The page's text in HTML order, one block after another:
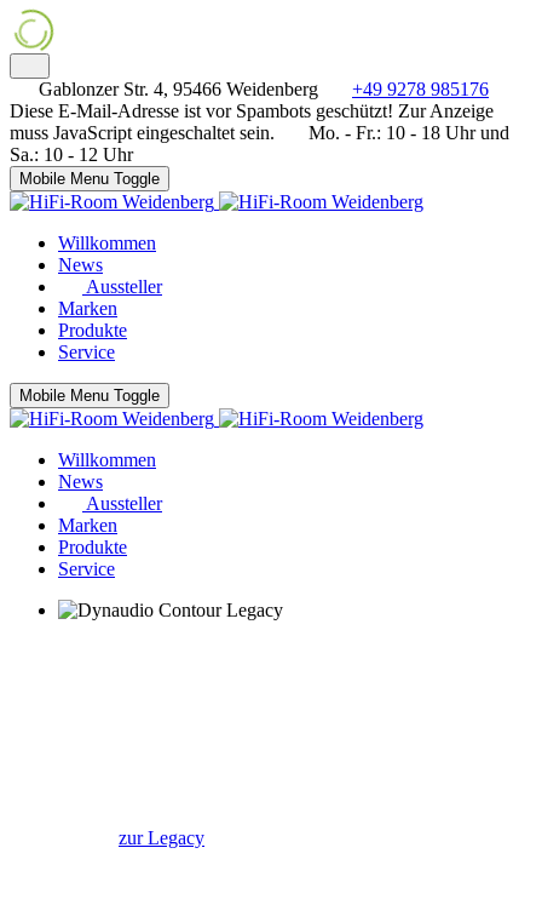
Gablonzer Str. 4, 95466 Weidenberg
+49 9278 985176
Diese E-Mail-Adresse ist vor Spambots geschützt! Zur Anzeige
muss JavaScript eingeschaltet sein.
Mo. - Fr.: 10 - 18 Uhr und
Sa.: 10 - 12 Uhr
Mobile Menu Toggle
Willkommen
News
Aussteller
Marken
Produkte
Service
Mobile Menu Toggle
Willkommen
News
Aussteller
Marken
Produkte
Service
zur Legacy